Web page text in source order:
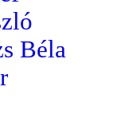
Béla